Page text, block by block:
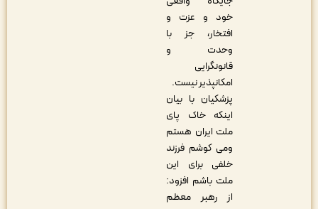
خود و عزت و
افتخار، جز با
وحدت و
قانونگرایی
امکانپذیر نیست.
پزشکیان با بیان
اینکه خاک پای
ملت ایران هستم
ومی کوشم فرزند
خلفی برای این
ملت باشم افزود:
از رهبر معظم